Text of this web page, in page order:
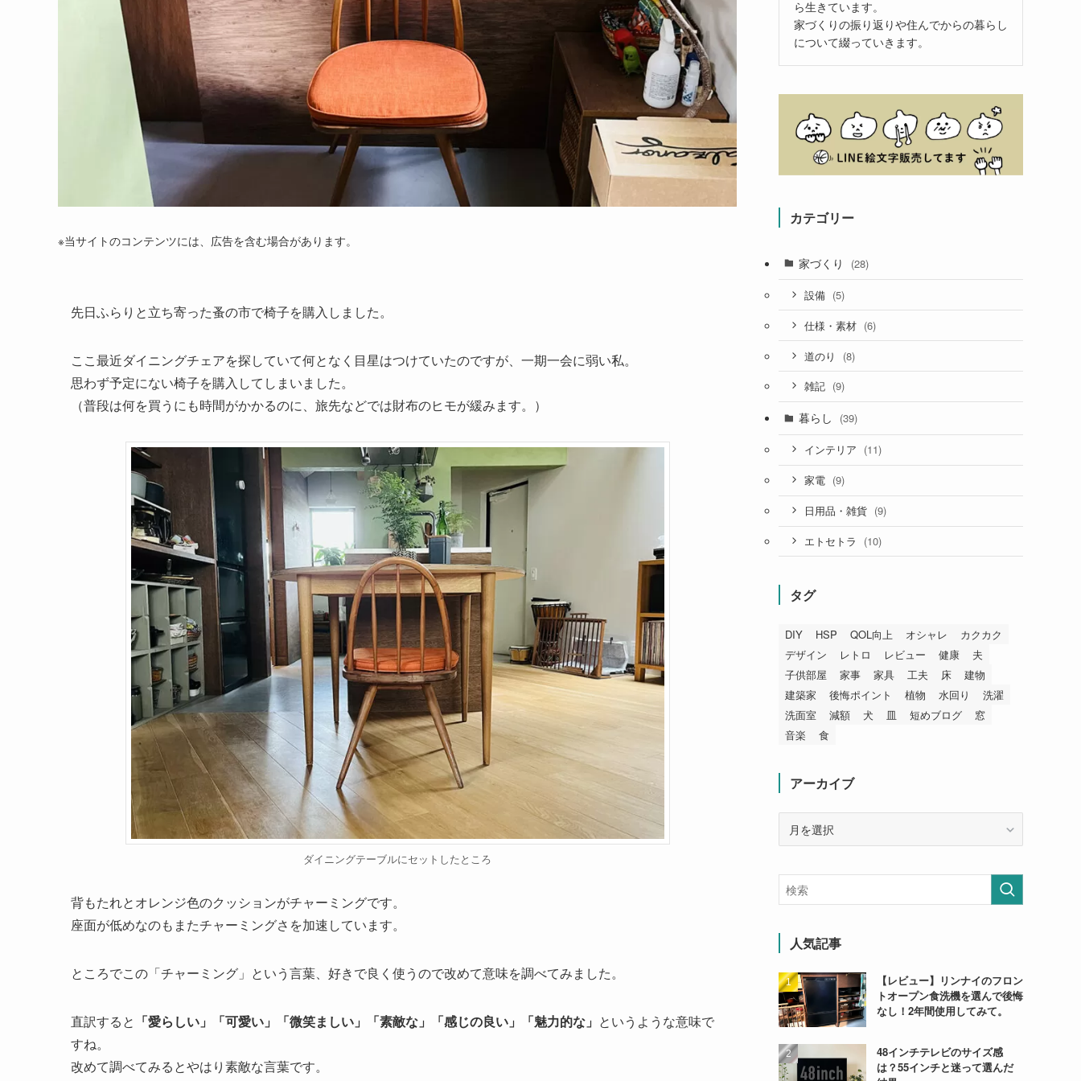
※当サイトのコンテンツには、広告を含む場合があります。
先日ふらりと立ち寄った蚤の市で椅子を購入しました。
ここ最近ダイニングチェアを探していて何となく目星はつけていたのですが、一期一会に弱い私。
思わず予定にない椅子を購入してしまいました。
（普段は何を買うにも時間がかかるのに、旅先などでは財布のヒモが緩みます。）
ダイニングテーブルにセットしたところ
背もたれとオレンジ色のクッションがチャーミングです。
座面が低めなのもまたチャーミングさを加速しています。
ところでこの「チャーミング」という言葉、好きで良く使うので改めて意味を調べてみました。
直訳すると 「愛らしい」「可愛い」「微笑ましい」「素敵な」「感じの良い」「魅力的な」 というような意味で
すね。
改めて調べてみるとやはり素敵な言葉です。
ら生きています。
家づくりの振り返りや住んでからの暮らし
について綴っていきます。
カテゴリー
家づくり (28)
設備 (5)
仕様・素材 (6)
道のり (8)
雑記 (9)
暮らし (39)
インテリア (11)
家電 (9)
日用品・雑貨 (9)
エトセトラ (10)
タグ
DIY HSP QOL向上 オシャレ
カクカク
デザイン
レトロ レビュー 健康
夫
子供部屋
家事 家具 工夫 床
建物
建築家
後悔ポイント 植物 水回り
洗濯
洗面室
減額 犬 皿 短めブログ
窓
音楽
食
アーカイブ
イ
ブ
人気記事
【レビュー】リンナイのフロン
トオープン食洗機を選んで後悔
なし！2年間使用してみて。
48インチテレビのサイズ感
は？55インチと迷って選んだ